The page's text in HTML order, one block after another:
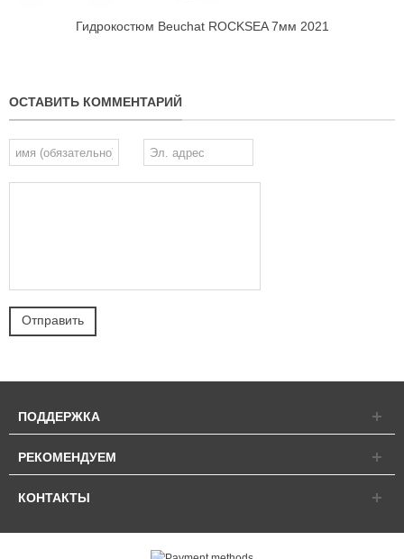
Гидрокостюм Beuchat ROCKSEA 7мм 2021
ОСТАВИТЬ КОММЕНТАРИЙ
ПОДДЕРЖКА
РЕКОМЕНДУЕМ
КОНТАКТЫ